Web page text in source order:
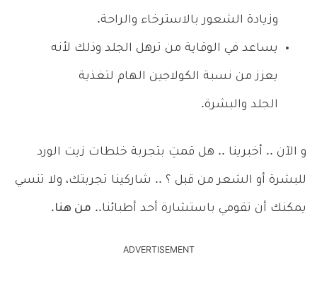
وزيادة الشعور بالاسترخاء والراحة.
يساعد في الوقاية من ترهل الجلد وذلك لأنه
يعزز من نسبة الكولاجين الهام لتغذية
الجلد والبشرة.
و الآن .. أخبرينا .. هل قمتِ بتجربة خلطات زيت الورد
للبشرة أو الشعر من قبل ؟ .. شاركينا تجربتك، ولا تنسي
يمكنك أن تقومي باستشارة أحد أطبائنا.. من هنا.
ADVERTISEMENT